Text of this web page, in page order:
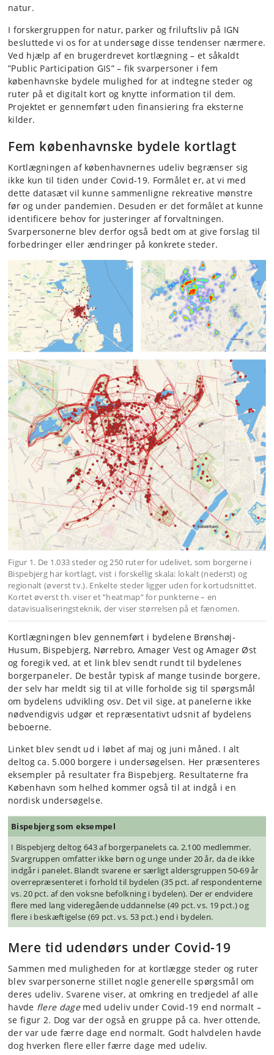
natur.
I forskergruppen for natur, parker og friluftsliv på IGN
besluttede vi os for at undersøge disse tendenser nærmere.
Ved hjælp af en brugerdrevet kortlægning – et såkaldt
”Public Participation GIS” – fik svarpersoner i fem
københavnske bydele mulighed for at indtegne steder og
ruter på et digitalt kort og knytte information til dem.
Projektet er gennemført uden finansiering fra eksterne
kilder.
Fem københavnske bydele kortlagt
Kortlægningen af københavnernes udeliv begrænser sig
ikke kun til tiden under Covid-19. Formålet er, at vi med
dette datasæt vil kunne sammenligne rekreative mønstre
før og under pandemien. Desuden er det formålet at kunne
identificere behov for justeringer af forvaltningen.
Svarpersonerne blev derfor også bedt om at give forslag til
forbedringer eller ændringer på konkrete steder.
Figur 1. De 1.033 steder og 250 ruter for udelivet, som borgerne i
Bispebjerg har kortlagt, vist i forskellig skala: lokalt (nederst) og
regionalt (øverst tv.). Enkelte steder ligger uden for kortudsnittet.
Kortet øverst th. viser et ”heatmap” for punkterne – en
datavisualiseringsteknik, der viser størrelsen på et fænomen.
Kortlægningen blev gennemført i bydelene Brønshøj-
Husum, Bispebjerg, Nørrebro, Amager Vest og Amager Øst
og foregik ved, at et link blev sendt rundt til bydelenes
borgerpaneler. De består typisk af mange tusinde borgere,
der selv har meldt sig til at ville forholde sig til spørgsmål
om bydelens udvikling osv. Det vil sige, at panelerne ikke
nødvendigvis udgør et repræsentativt udsnit af bydelens
beboerne.
Linket blev sendt ud i løbet af maj og juni måned. I alt
deltog ca. 5.000 borgere i undersøgelsen. Her præsenteres
eksempler på resultater fra Bispebjerg. Resultaterne fra
København som helhed kommer også til at indgå i en
nordisk undersøgelse.
Bispebjerg som eksempel
I Bispebjerg deltog 643 af borgerpanelets ca. 2.100 medlemmer.
Svargruppen omfatter ikke børn og unge under 20 år, da de ikke
indgår i panelet. Blandt svarene er særligt aldersgruppen 50-69 år
overrepræsenteret i forhold til bydelen (35 pct. af respondenterne
vs. 20 pct. af den voksne befolkning i bydelen). Der er endvidere
flere med lang videregående uddannelse (49 pct. vs. 19 pct.) og
flere i beskæftigelse (69 pct. vs. 53 pct.) end i bydelen.
Mere tid udendørs under Covid-19
Sammen med muligheden for at kortlægge steder og ruter
blev svarpersonerne stillet nogle generelle spørgsmål om
deres udeliv. Svarene viser, at omkring en tredjedel af alle
havde flere dagemed udeliv under Covid-19 end normalt –
se figur 2. Dog var der også en gruppe på ca. hver ottende,
der var ude færre dage end normalt. Godt halvdelen havde
dog hverken flere eller færre dage med udeliv.